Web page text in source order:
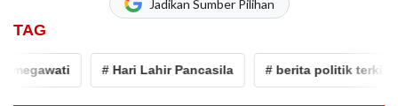
Jadikan Sumber Pilihan
TAG
# Hari Lahir Pancasila # berita politik terkini